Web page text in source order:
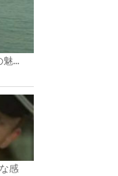
魅...
感